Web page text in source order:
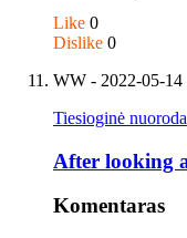
Like 0
Dislike 0
WW - 2022-05-14
Tiesioginė nuoroda
After looking
Komentaras